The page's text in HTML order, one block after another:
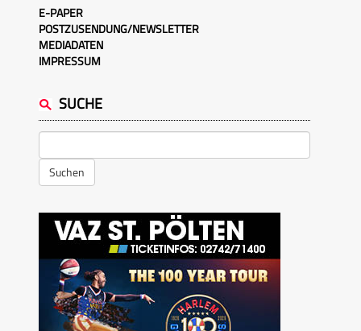
E-PAPER
POSTZUSENDUNG/NEWSLETTER
MEDIADATEN
IMPRESSUM
SUCHE
Suchen